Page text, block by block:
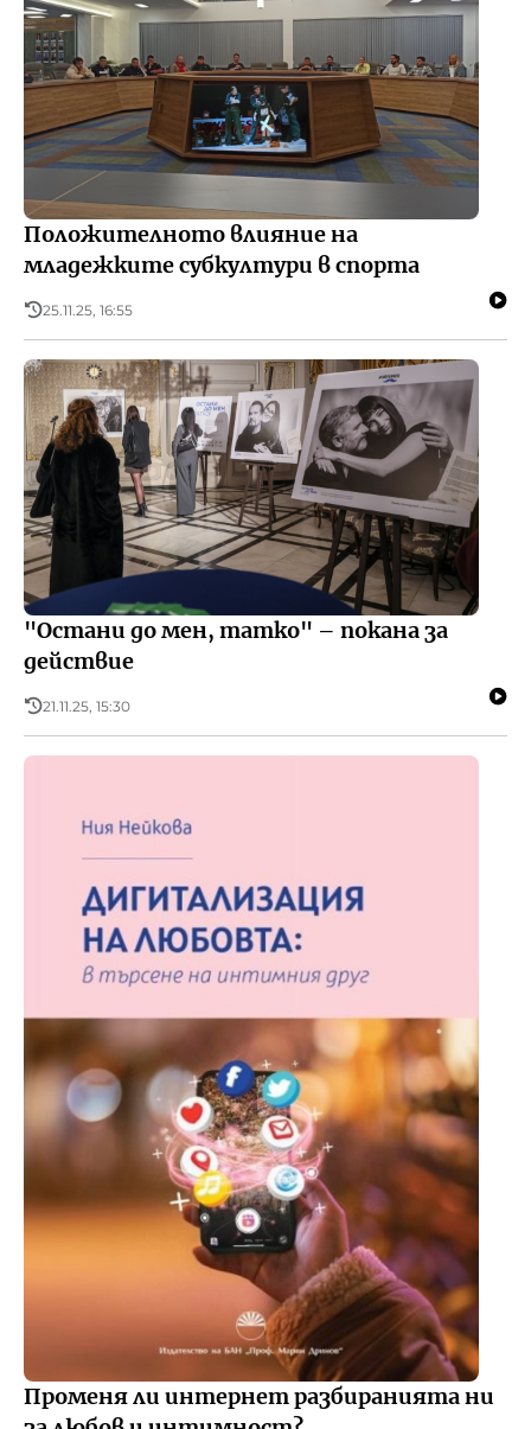
Положителното влияние на
младежките субкултури в спорта
25.11.25, 16:55
"Остани до мен, татко" – покана за
действие
21.11.25, 15:30
Променя ли интернет разбиранията ни